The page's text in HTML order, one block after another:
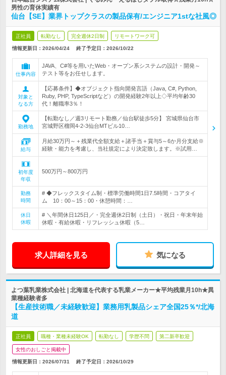
男性の育休実績有
仙台【SE】業界トップクラスの製品保有/エンジニア1stな社風◎
正社員 転勤なし 完全週休2日制 リモートワーク可
情報更新日：2026/04/24 終了予定日： 2026/10/22
仕事内容
JAVA、C#等を用いたWeb・オープン系システムの設計・開発～
テスト等をお任せします。
対象と
なる方
【応募条件】◆オブジェクト指向開発言語（Java, C#, Python,
Ruby, PHP, TypeScriptなど）の開発経験2年以上◇平均年齢30
代！離職率3％！
勤務地
【転勤なし／週3リモート勤務／仙台駅徒歩5分】 宮城県仙台市
宮城野区榴岡4-2-3仙台MTビル10…
給与
月給30万円～＋残業代全額支給＋諸手当＋賞与5～6か月分支給※
経験・能力を考慮し、当社規定により決定致します。※試用…
初年度
年収
500万円～800万円
勤務
時間
# ◆フレックスタイム制・標準労働時間1日7.5時間・コアタイ
ム 10：00～15：00・休憩時間：…
休日
休暇
# ＼年間休日125日／・完全週休2日制（土日）・祝日・年末年始
休暇・有給休暇・リフレッシュ休暇（5…
求人詳細を見る 気になる
よつ葉乳業株式会社 | 北海道を代表する乳業メーカー★平均残業月10h★異
業種経験者多
【生産技術職／未経験歓迎】業務用乳製品シェア全国25％*/北海
道
正社員 職種・業種未経験OK 転勤なし 学歴不問 第二新卒歓迎
女性のおしごと掲載中
情報更新日：2026/07/31 終了予定日： 2026/10/29